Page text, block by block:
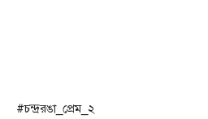
#চন্দ্ররঙা_প্রেম_২